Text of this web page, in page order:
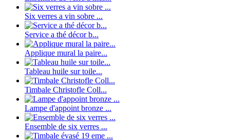
Six verres a vin sobre ...
Service a thé décor b...
Applique mural la paire...
Tableau huile sur toile...
Timbale Christofle Coll...
Lampe d'appoint bronze ...
Ensemble de six verres ...